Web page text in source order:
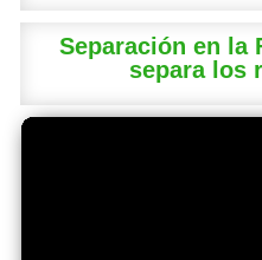
Separación en la
separa los